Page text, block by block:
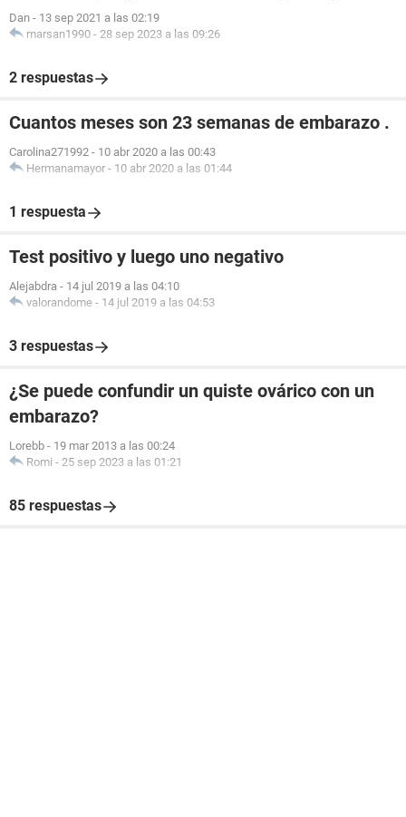
Dan - 13 sep 2021 a las 02:19
marsan1990 - 28 sep 2023 a las 09:26
2 respuestas
Cuantos meses son 23 semanas de embarazo .
Carolina271992 - 10 abr 2020 a las 00:43
Hermanamayor - 10 abr 2020 a las 01:44
1 respuesta
Test positivo y luego uno negativo
Alejabdra - 14 jul 2019 a las 04:10
valorandome - 14 jul 2019 a las 04:53
3 respuestas
¿Se puede confundir un quiste ovárico con un
embarazo?
Lorebb - 19 mar 2013 a las 00:24
Romi - 25 sep 2023 a las 01:21
85 respuestas